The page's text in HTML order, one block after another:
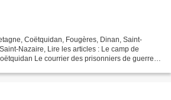
Coëtquidan, Fougères, Dinan, Saint-
Nazaire, Lire les articles : Le camp de
Le courrier des prisonniers de guerre